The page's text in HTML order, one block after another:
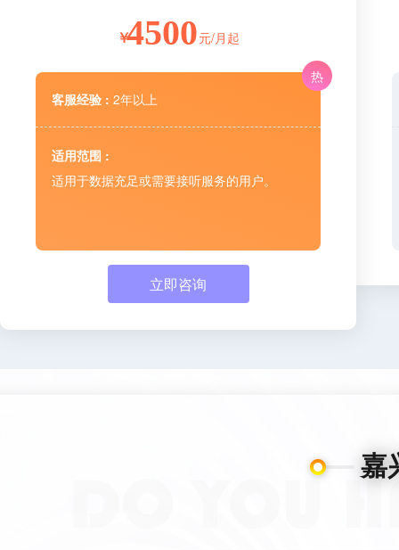
￥4500元/月起
客服经验 : 2年以上
适用范围 :
适用于数据充足或需要接听服务的用户。
热
立即咨询
嘉